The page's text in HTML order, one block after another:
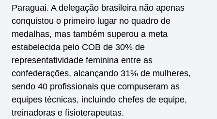
Paraguai. A delegação brasileira não apenas
conquistou o primeiro lugar no quadro de
medalhas, mas também superou a meta
estabelecida pelo COB de 30% de
representatividade feminina entre as
confederações, alcançando 31% de mulheres,
sendo 40 profissionais que compuseram as
equipes técnicas, incluindo chefes de equipe,
treinadoras e fisioterapeutas.